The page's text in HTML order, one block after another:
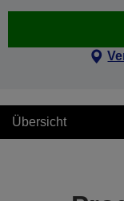
Übersicht